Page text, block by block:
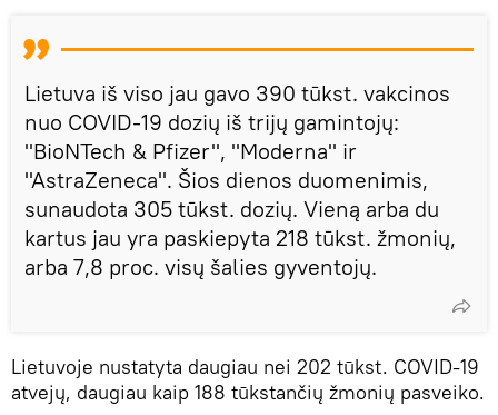
Lietuva iš viso jau gavo 390 tūkst. vakcinos
nuo COVID-19 dozių iš trijų gamintojų:
"BioNTech & Pfizer", "Moderna" ir
"AstraZeneca". Šios dienos duomenimis,
sunaudota 305 tūkst. dozių. Vieną arba du
kartus jau yra paskiepyta 218 tūkst. žmonių,
arba 7,8 proc. visų šalies gyventojų.
Lietuvoje nustatyta daugiau nei 202 tūkst. COVID-19
atvejų, daugiau kaip 188 tūkstančių žmonių pasveiko.